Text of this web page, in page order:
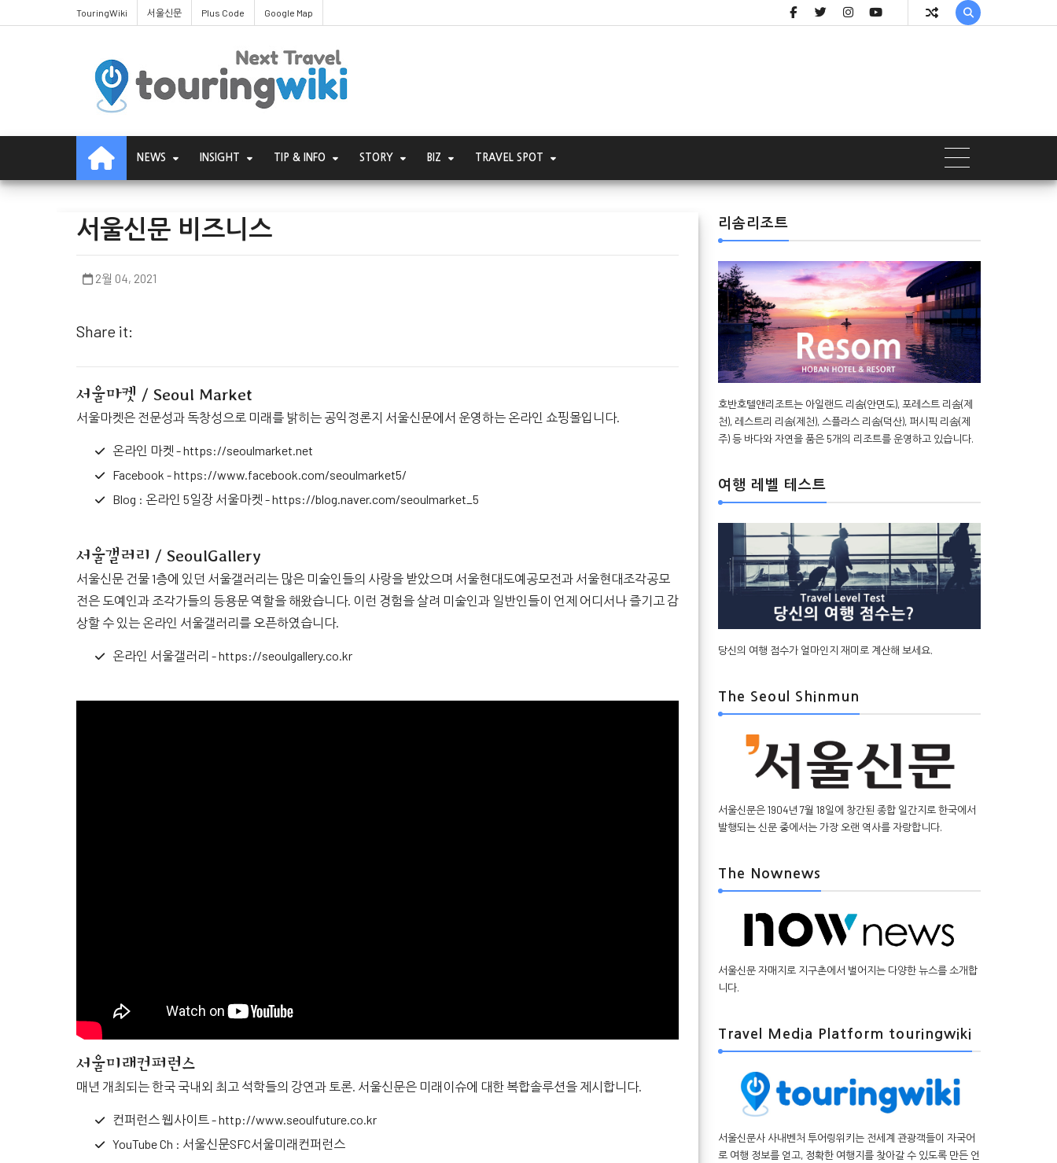
TouringWiki 서울신문 Plus Code Google Map 
NEWS INSIGHT TIP & INFO STORY BIZ TRAVEL SPOT
서울신문 비즈니스
2월 04, 2021
Share it:
서울마켓 / Seoul Market
서울마켓은 전문성과 독창성으로 미래를 밝히는 공익정론지 서울신문에서 운영하는 온라인 쇼핑몰입니다.
온라인 마켓 -https://seoulmarket.net
Facebook -https://www.facebook.com/seoulmarket5/
Blog : 온라인 5일장 서울마켓 -https://blog.naver.com/seoulmarket_5
서울갤러리 / SeoulGallery
서울신문 건물 1층에 있던 서울갤러리는 많은 미술인들의 사랑을 받았으며 서울현대도예공모전과 서울현대조각공모
전은 도예인과 조각가들의 등용문 역할을 해왔습니다. 이런 경험을 살려 미술인과 일반인들이 언제 어디서나 즐기고 감
상할 수 있는 온라인 서울갤러리를 오픈하였습니다.
온라인 서울갤러리 -https://seoulgallery.co.kr
서울미래컨퍼런스
매년 개최되는 한국 국내외 최고 석학들의 강연과 토론. 서울신문은 미래이슈에 대한 복합솔루션을 제시합니다.
컨퍼런스 웹사이트 -http://www.seoulfuture.co.kr
YouTube Ch : 서울신문SFC서울미래컨퍼런스
리솜리조트
호반호텔앤리조트는 아일랜드 리솜(안면도), 포레스트 리솜(제
천), 레스트리 리솜(제천), 스플라스 리솜(덕산), 퍼시픽 리솜(제
주) 등 바다와 자연을 품은 5개의 리조트를 운영하고 있습니다.
여행 레벨 테스트
당신의 여행 점수가 얼마인지 재미로 계산해 보세요.
The Seoul Shinmun
서울신문은 1904년 7월 18일에 창간된 종합 일간지로 한국에서
발행되는 신문 중에서는 가장 오랜 역사를 자랑합니다.
The Nownews
서울신문 자매지로 지구촌에서 벌어지는 다양한 뉴스를 소개합
니다.
Travel Media Platform touringwiki
서울신문사 사내벤처 투어링위키는 전세계 관광객들이 자국어
로 여행 정보를 얻고, 정확한 여행지를 찾아갈 수 있도록 만든 언